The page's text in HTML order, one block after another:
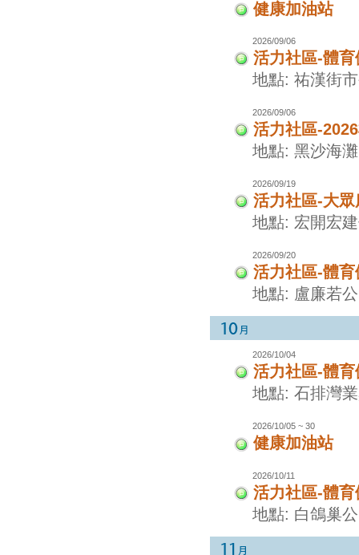
健康加油站
2026/09/06
活力社區-體
地點: 祐漢街
2026/09/06
活力社區-
地點: 黑沙海灘
2026/09/19
活力社區-大眾
地點: 宏開宏
2026/09/20
活力社區-體
地點: 盧廉若
2026/10/04
活力社區-體
地點: 石排灣
2026/10/05 ~ 30
健康加油站
2026/10/11
活力社區-體
地點: 白鴿巢